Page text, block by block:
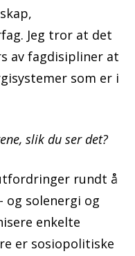
Jeg tror at det
av fagdisipliner at
som er i
slik du ser det?
rundt å
og solenergi og
enkelte
er sosiopolitiske